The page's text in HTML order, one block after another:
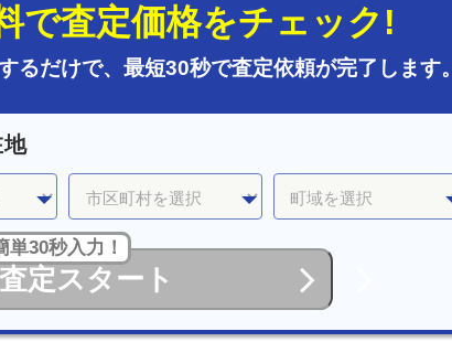
で査定価格をチェック!
るだけで、最短30秒で査定依頼が完了します。
単30秒入力！
定スタート